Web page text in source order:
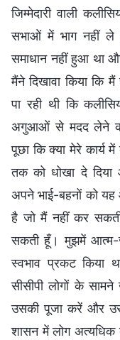
जिम्मेदारी वाली
सभाओं में भाग नहीं ले
समाधान नहीं हुआ था
मैंने दिखावा किया
पा रही थी कि
अगुआओं से मदद लेने
पूछा कि क्या मेरे
तक को धोखा दे दिया
अपने भाई-बहनों को यह
है जो मैं नहीं कर
सकती हूँ। मुझमें आत्म-
स्वभाव प्रकट किया
सीसीपी लोगों के
उसकी पूजा करें और
शासन में लोग अत्यधिक